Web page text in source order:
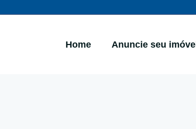
Home Anuncie seu imóvel